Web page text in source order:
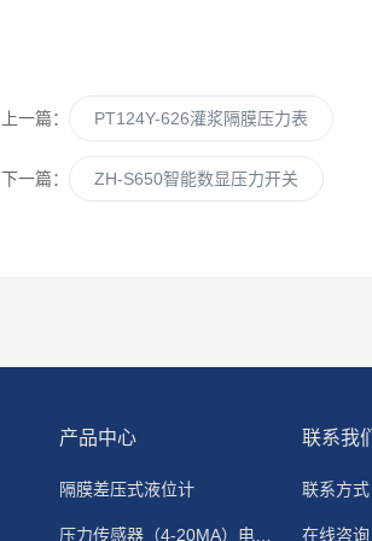
上一篇： PT124Y-626灌浆隔膜压力表
下一篇： ZH-S650智能数显压力开关
产品中心
隔膜差压式液位计
压力传感器（4-20MA）电流输出
联系我们
联系方式
在线咨询